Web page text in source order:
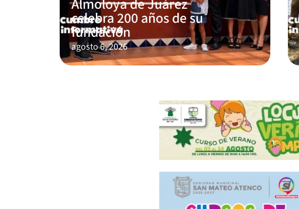
Almoloya de Juárez
celebra 200 años de su
fundación
agosto 6, 2026